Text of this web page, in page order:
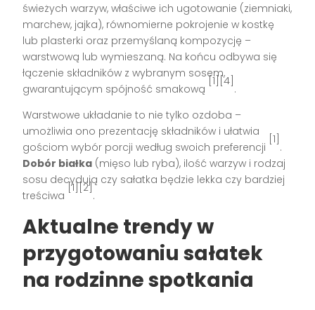
świeżych warzyw, właściwe ich ugotowanie (ziemniaki,
marchew, jajka), równomierne pokrojenie w kostkę
lub plasterki oraz przemyślaną kompozycję –
warstwową lub wymieszaną. Na końcu odbywa się
łączenie składników z wybranym sosem,
gwarantującym spójność smakową
[1][4]
.
Warstwowe układanie to nie tylko ozdoba –
umożliwia ono prezentację składników i ułatwia
gościom wybór porcji według swoich preferencji
[1]
.
Dobór białka (mięso lub ryba), ilość warzyw i rodzaj
sosu decydują czy sałatka będzie lekka czy bardziej
treściwa
[1][2]
.
Aktualne trendy w
przygotowaniu sałatek
na rodzinne spotkania